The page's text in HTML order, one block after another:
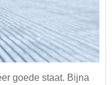
goede staat. Bijna